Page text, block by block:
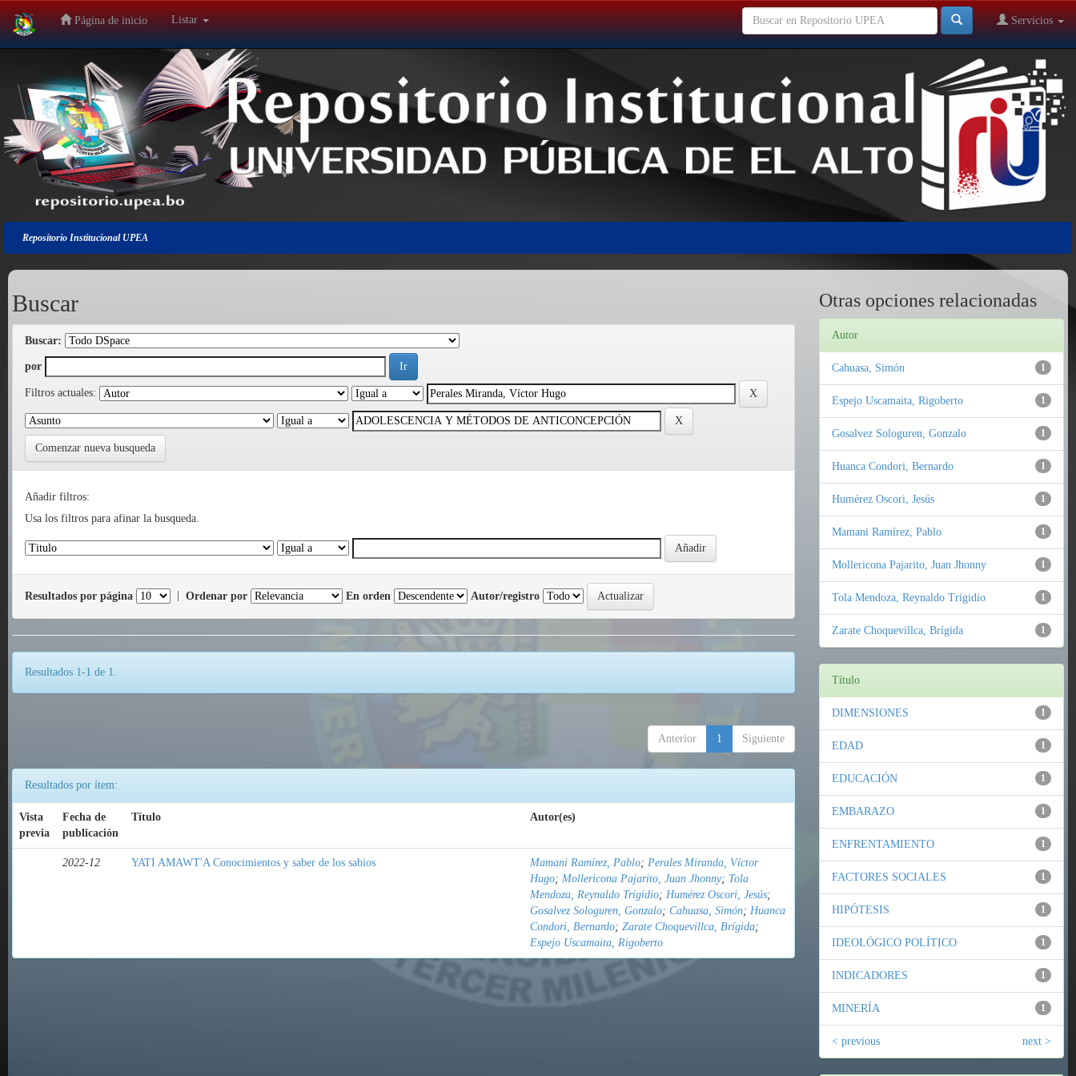
Salir
navegación
Página de inicio Listar Servicios
Repositorio Institucional UPEA
Buscar
Buscar:
por
Filtros actuales:
Comenzar nueva busqueda
Añadir filtros:
Usa los filtros para afinar la busqueda.
Resultados por página Ordenar por En orden Autor/registro
Resultados 1-1 de 1.
Anterior 1 Siguiente
Resultados por ítem:
Vista
previa
Fecha de
publicación
Título Autor(es)
2022-12 YATI AMAWT'A Conocimientos y saber de los sabios Mamani Ramírez, Pablo; Perales Miranda, Víctor
Hugo; Mollericona Pajarito, Juan Jhonny; Tola
Mendoza, Reynaldo Trigidio; Humérez Oscori, Jesús;
Gosalvez Sologuren, Gonzalo; Cahuasa, Simón; Huanca
Condori, Bernardo; Zarate Choquevillca, Brígida;
Espejo Uscamaita, Rigoberto
Otras opciones relacionadas
Autor
1
Cahuasa, Simón
1
Espejo Uscamaita, Rigoberto
1
Gosalvez Sologuren, Gonzalo
1
Huanca Condori, Bernardo
1
Humérez Oscori, Jesús
1
Mamani Ramírez, Pablo
1
Mollericona Pajarito, Juan Jhonny
1
Tola Mendoza, Reynaldo Trigidio
1
Zarate Choquevillca, Brígida
Título
1
DIMENSIONES
1
EDAD
1
EDUCACIÓN
1
EMBARAZO
1
ENFRENTAMIENTO
1
FACTORES SOCIALES
1
HIPÓTESIS
1
IDEOLÓGICO POLÍTICO
1
INDICADORES
1
MINERÍA
< previous next >